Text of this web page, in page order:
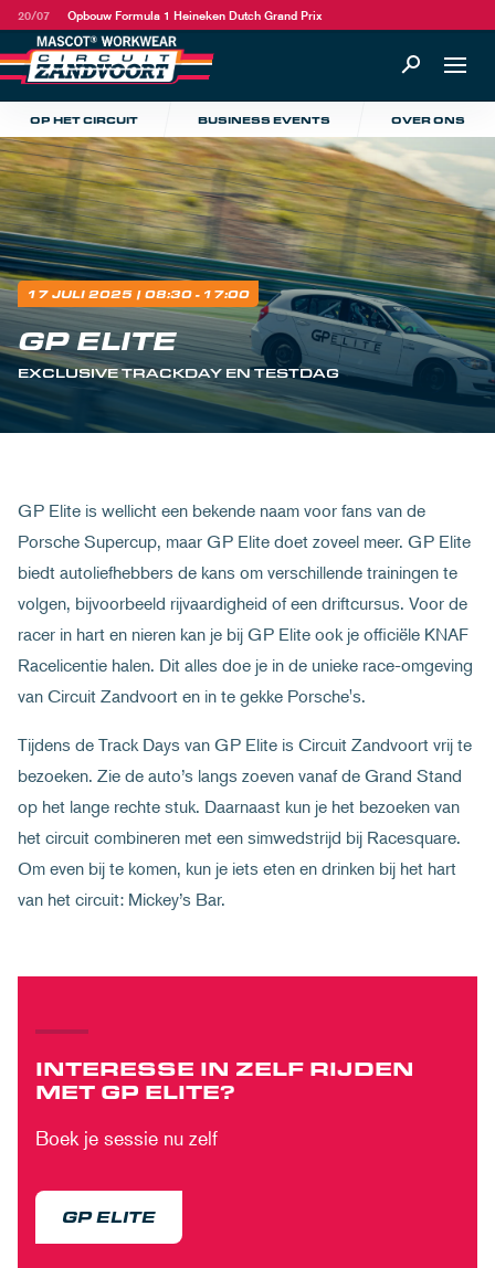
20/07 Opbouw Formula 1 Heineken Dutch Grand Prix
OP HET CIRCUIT BUSINESS EVENTS OVER ONS
17 JULI 2025 | 08:30 - 17:00
GP ELITE
EXCLUSIVE TRACKDAY EN TESTDAG
GP Elite is wellicht een bekende naam voor fans van de
Porsche Supercup, maar GP Elite doet zoveel meer. GP Elite
biedt autoliefhebbers de kans om verschillende trainingen te
volgen, bijvoorbeeld rijvaardigheid of een driftcursus. Voor de
racer in hart en nieren kan je bij GP Elite ook je officiële KNAF
Racelicentie halen. Dit alles doe je in de unieke race-omgeving
van Circuit Zandvoort en in te gekke Porsche's.
Tijdens de Track Days van GP Elite is Circuit Zandvoort vrij te
bezoeken. Zie de auto’s langs zoeven vanaf de Grand Stand
op het lange rechte stuk. Daarnaast kun je het bezoeken van
het circuit combineren met een simwedstrijd bij Racesquare.
Om even bij te komen, kun je iets eten en drinken bij het hart
van het circuit: Mickey’s Bar.
INTERESSE IN ZELF RIJDEN
MET GP ELITE?
Boek je sessie nu zelf
GP ELITE